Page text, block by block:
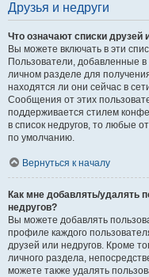
Друзья и недруги
Что означают списки друзей
Вы можете включать в эти
Пользователи, добавленные
личном разделе для
находятся ли они сейчас в
Сообщения от этих
поддерживается стилем
в список недругов, то любые
по умолчанию.
Вернуться к началу
Как мне добавлять/удалять
недругов?
Вы можете добавлять
профиле каждого
друзей или недругов. Кроме
личного раздела,
можете также удалять